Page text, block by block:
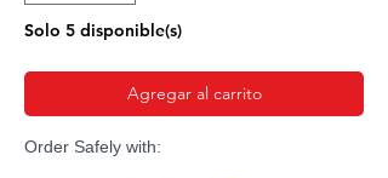
Solo 5 disponible(s)
Agregar al carrito
Order Safely with: